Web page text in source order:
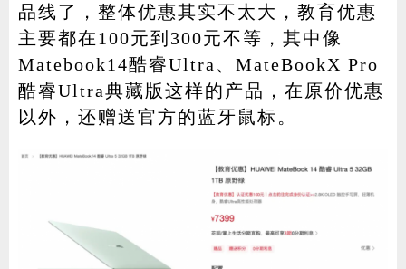
品线了，整体优惠其实不太大，教育优惠
主要都在100元到300元不等，其中像
Matebook14酷睿Ultra、MateBookX Pro
酷睿Ultra典藏版这样的产品，在原价优惠
以外，还赠送官方的蓝牙鼠标。